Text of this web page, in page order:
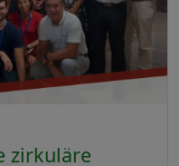
zirkuläre